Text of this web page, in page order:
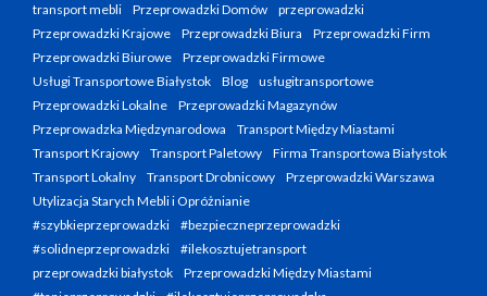
transport mebli
Przeprowadzki Domów
przeprowadzki
Przeprowadzki Krajowe
Przeprowadzki Biura
Przeprowadzki Firm
Przeprowadzki Biurowe
Przeprowadzki Firmowe
Usługi Transportowe Białystok
Blog
usługitransportowe
Przeprowadzki Lokalne
Przeprowadzki Magazynów
Przeprowadzka Międzynarodowa
Transport Między Miastami
Transport Krajowy
Transport Paletowy
Firma Transportowa Białystok
Transport Lokalny
Transport Drobnicowy
Przeprowadzki Warszawa
Utylizacja Starych Mebli i Opróżnianie
#szybkieprzeprowadzki
#bezpieczneprzeprowadzki
#solidneprzeprowadzki
#ilekosztujetransport
przeprowadzki białystok
Przeprowadzki Między Miastami